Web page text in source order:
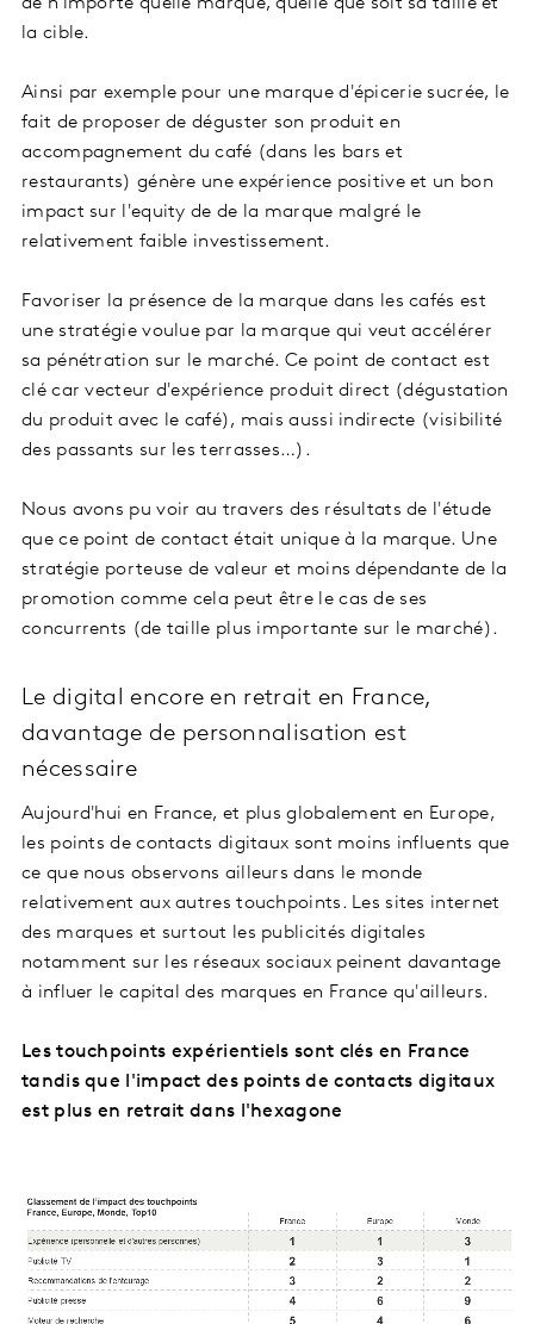
la cible.
Ainsi par exemple pour une marque d'épicerie sucrée, le
fait de proposer de déguster son produit en
accompagnement du café (dans les bars et
restaurants) génère une expérience positive et un bon
impact sur l'equity de de la marque malgré le
relativement faible investissement.
Favoriser la présence de la marque dans les cafés est
une stratégie voulue par la marque qui veut accélérer
sa pénétration sur le marché. Ce point de contact est
clé car vecteur d'expérience produit direct (dégustation
du produit avec le café), mais aussi indirecte (visibilité
des passants sur les terrasses…).
Nous avons pu voir au travers des résultats de l'étude
que ce point de contact était unique à la marque. Une
stratégie porteuse de valeur et moins dépendante de la
promotion comme cela peut être le cas de ses
concurrents (de taille plus importante sur le marché).
Le digital encore en retrait en France,
davantage de personnalisation est
nécessaire
Aujourd'hui en France, et plus globalement en Europe,
les points de contacts digitaux sont moins influents que
ce que nous observons ailleurs dans le monde
relativement aux autres touchpoints. Les sites internet
des marques et surtout les publicités digitales
notamment sur les réseaux sociaux peinent davantage
à influer le capital des marques en France qu'ailleurs.
Les touchpoints expérientiels sont clés en France
tandis que l'impact des points de contacts digitaux
est plus en retrait dans l'hexagone